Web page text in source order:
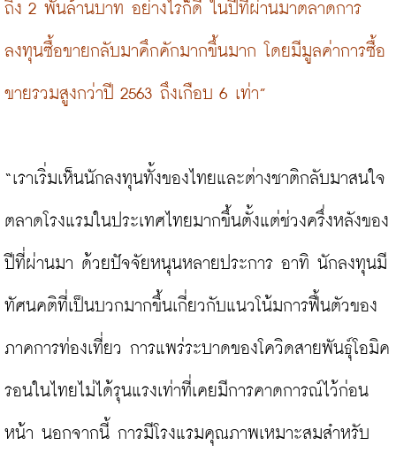
ถึง 2 พันล้านบาท อย่างไรก็ดี ในปีที่ผ่านมาตลาดการ
ลงทุนซื้อขายกลับมาคึกคักมากขึ้นมาก โดยมีมูลค่าการซื้อ
ขายรวมสูงกว่าปี 2563 ถึงเกือบ 6 เท่า”
“เราเริ่มเห็นนักลงทุนทั้งของไทยและต่างชาติกลับมาสนใจ
ตลาดโรงแรมในประเทศไทยมากขึ้นตั้งแต่ช่วงครึ่งหลังของ
ปีที่ผ่านมา ด้วยปัจจัยหนุนหลายประการ อาทิ นักลงทุนมี
ทัศนคติที่เป็นบวกมากขึ้นเกี่ยวกับแนวโน้มการฟื้นตัวของ
ภาคการท่องเที่ยว การแพร่ระบาดของโควิดสายพันธุ์โอมิค
รอนในไทยไม่ได้รุนแรงเท่าที่เคยมีการคาดการณ์ไว้ก่อน
หน้า นอกจากนี้ การมีโรงแรมคุณภาพเหมาะสมสำหรับ